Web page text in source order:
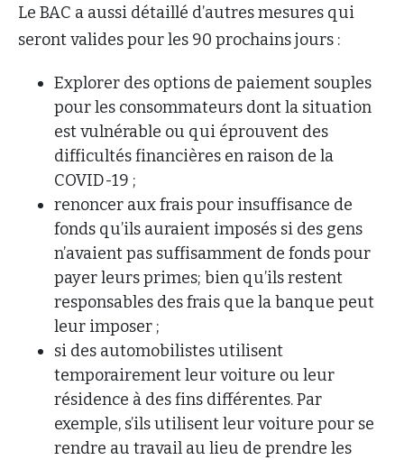
Le BAC a aussi détaillé d’autres mesures qui
seront valides pour les 90 prochains jours :
Explorer des options de paiement souples
pour les consommateurs dont la situation
est vulnérable ou qui éprouvent des
difficultés financières en raison de la
COVID-19 ;
renoncer aux frais pour insuffisance de
fonds qu’ils auraient imposés si des gens
n’avaient pas suffisamment de fonds pour
payer leurs primes; bien qu’ils restent
responsables des frais que la banque peut
leur imposer ;
si des automobilistes utilisent
temporairement leur voiture ou leur
résidence à des fins différentes. Par
exemple, s’ils utilisent leur voiture pour se
rendre au travail au lieu de prendre les